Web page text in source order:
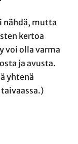
nähdä, mutta
kertoa
voi olla varma
ja avusta.
yhtenä